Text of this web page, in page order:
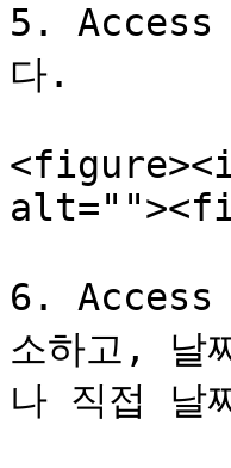
5. Access
다.
6. Access
소하고, 날
나 직접 날